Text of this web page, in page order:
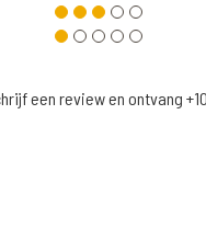
een review en ontvang +10